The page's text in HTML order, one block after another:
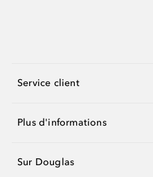
Service client
Plus d'informations
Sur Douglas